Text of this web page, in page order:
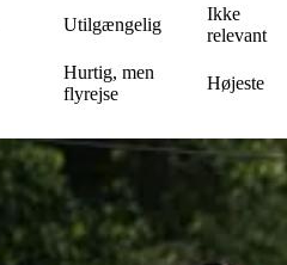
Utilgængelig
Ikke
relevant
Hurtig, men
flyrejse
Højeste